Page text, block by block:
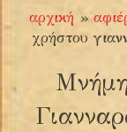
αρχική »
χρήστου